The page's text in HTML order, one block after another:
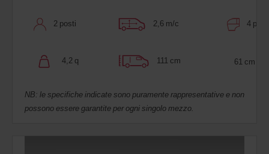
2 posti 2,6 m/c 4
4,2 q 111 cm 61 cm
NB: le specifiche indicate sono puramente rappresentative e non
possono essere garantite per ogni singolo mezzo.